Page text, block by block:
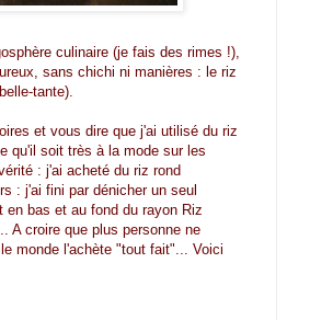
culinaire (je fais des rimes !),
sans chichi ni manières : le riz
tante).
et vous dire que j'ai utilisé du riz
qu'il soit très à la mode sur les
: j'ai acheté du riz rond
: j'ai fini par dénicher un seul
en bas et au fond du rayon Riz
A croire que plus personne ne
monde l'achète "tout fait"... Voici